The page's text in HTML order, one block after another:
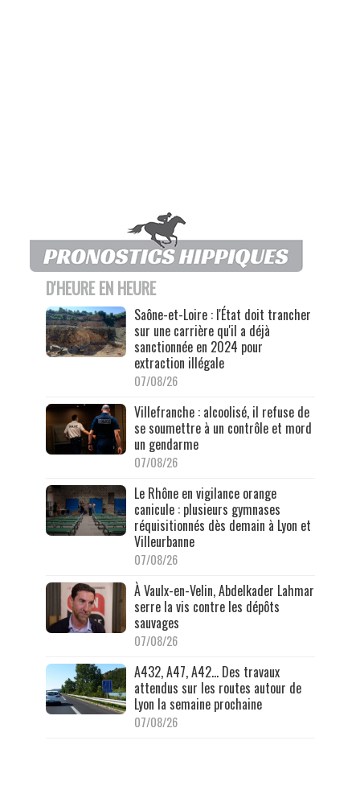
D'HEURE EN HEURE
Saône-et-Loire : l'État doit trancher
sur une carrière qu'il a déjà
sanctionnée en 2024 pour
extraction illégale
07/08/26
Villefranche : alcoolisé, il refuse de
se soumettre à un contrôle et mord
un gendarme
07/08/26
Le Rhône en vigilance orange
canicule : plusieurs gymnases
réquisitionnés dès demain à Lyon et
Villeurbanne
07/08/26
À Vaulx-en-Velin, Abdelkader Lahmar
serre la vis contre les dépôts
sauvages
07/08/26
A432, A47, A42… Des travaux
attendus sur les routes autour de
Lyon la semaine prochaine
07/08/26